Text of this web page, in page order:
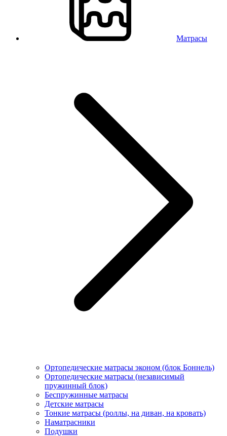
Матрасы
Ортопедические матрасы эконом (блок Боннель)
Ортопедические матрасы (независимый
пружинный блок)
Беcпружинные матрасы
Детские матрасы
Тонкие матрасы (роллы, на диван, на кровать)
Наматрасники
Подушки